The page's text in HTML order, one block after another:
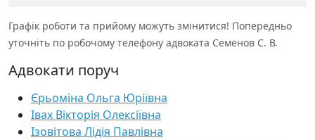
Графік роботи та прийому можуть змінитися! Попередньо
уточніть по робочому телефону адвоката Семенов С. В.
Адвокати поруч
Єрьоміна Ольга Юріївна
Івах Вікторія Олексіївна
Ізовітова Лідія Павлівна